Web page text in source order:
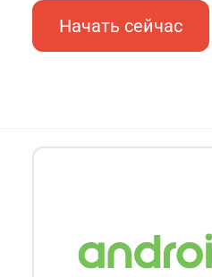
Начать сейчас